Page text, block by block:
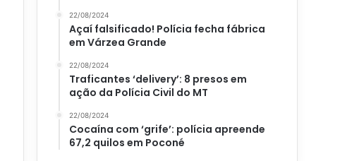
22/08/2024
Açaí falsificado! Polícia fecha fábrica
em Várzea Grande
22/08/2024
Traficantes ‘delivery’: 8 presos em
ação da Polícia Civil do MT
22/08/2024
Cocaína com ‘grife’: polícia apreende
67,2 quilos em Poconé